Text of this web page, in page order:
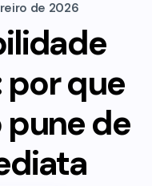
de 2026
que
pune de